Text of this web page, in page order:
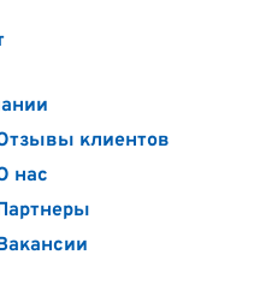
клиентов
нас